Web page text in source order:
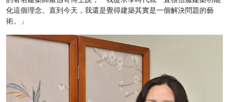
化這個理念。直到今天，我還是覺得建築其實是一個解決問題的藝
術。」